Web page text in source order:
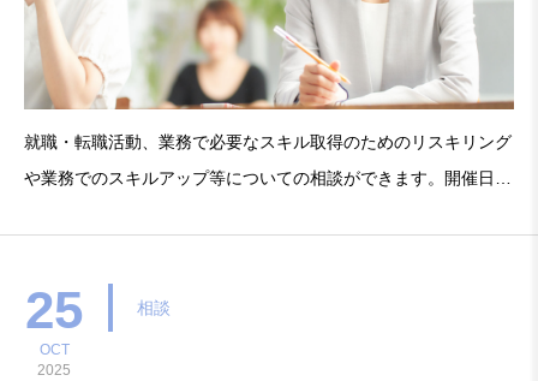
就職・転職活動、業務で必要なスキル取得のためのリスキリング
や業務でのスキルアップ等についての相談ができます。開催日：
25
OCT
2025
相談